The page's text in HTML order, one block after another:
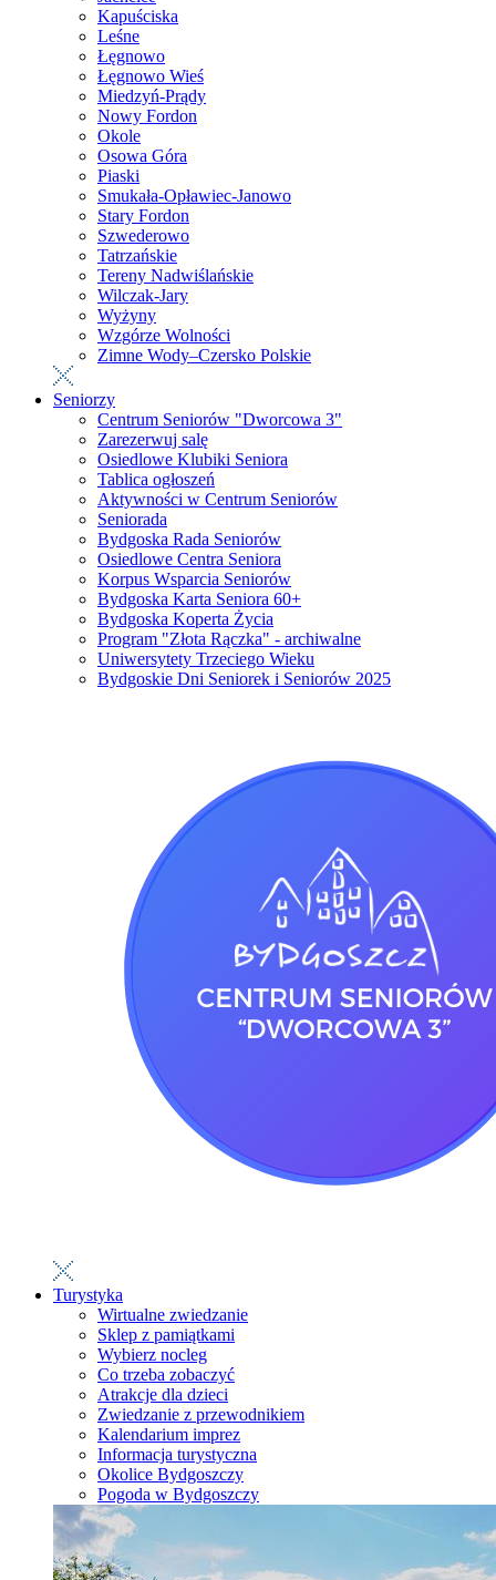
Kapuściska
Leśne
Łęgnowo
Łęgnowo Wieś
Miedzyń-Prądy
Nowy Fordon
Okole
Osowa Góra
Piaski
Smukała-Opławiec-Janowo
Stary Fordon
Szwederowo
Tatrzańskie
Tereny Nadwiślańskie
Wilczak-Jary
Wyżyny
Wzgórze Wolności
Zimne Wody–Czersko Polskie
Seniorzy
Centrum Seniorów "Dworcowa 3"
Zarezerwuj salę
Osiedlowe Klubiki Seniora
Tablica ogłoszeń
Aktywności w Centrum Seniorów
Seniorada
Bydgoska Rada Seniorów
Osiedlowe Centra Seniora
Korpus Wsparcia Seniorów
Bydgoska Karta Seniora 60+
Bydgoska Koperta Życia
Program "Złota Rączka" - archiwalne
Uniwersytety Trzeciego Wieku
Bydgoskie Dni Seniorek i Seniorów 2025
Turystyka
Wirtualne zwiedzanie
Sklep z pamiątkami
Wybierz nocleg
Co trzeba zobaczyć
Atrakcje dla dzieci
Zwiedzanie z przewodnikiem
Kalendarium imprez
Informacja turystyczna
Okolice Bydgoszczy
Pogoda w Bydgoszczy